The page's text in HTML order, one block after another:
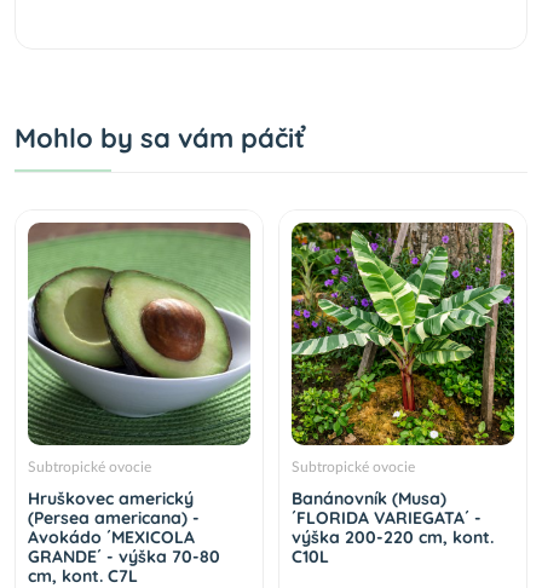
Mohlo by sa vám páčiť
Subtropické ovocie
Hruškovec americký
(Persea americana) -
Avokádo ´MEXICOLA
GRANDE´ - výška 70-80
cm, kont. C7L
Subtropické ovocie
Banánovník (Musa)
´FLORIDA VARIEGATA´ -
výška 200-220 cm, kont.
C10L